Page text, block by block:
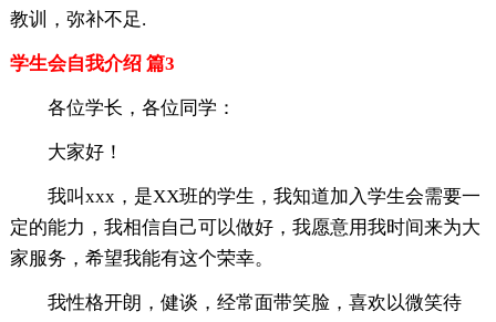
教训，弥补不足.
学生会自我介绍 篇3
各位学长，各位同学：
大家好！
我叫xxx，是XX班的学生，我知道加入学生会需要一
定的能力，我相信自己可以做好，我愿意用我时间来为大
家服务，希望我能有这个荣幸。
我性格开朗，健谈，经常面带笑脸，喜欢以微笑待